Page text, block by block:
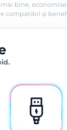
bine,
și